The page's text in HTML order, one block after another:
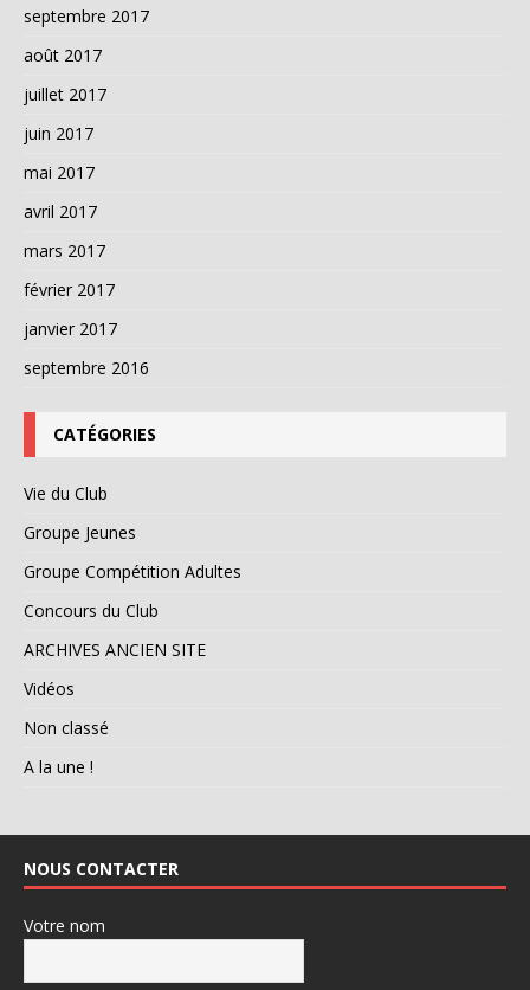
septembre 2017
août 2017
juillet 2017
juin 2017
mai 2017
avril 2017
mars 2017
février 2017
janvier 2017
septembre 2016
CATÉGORIES
Vie du Club
Groupe Jeunes
Groupe Compétition Adultes
Concours du Club
ARCHIVES ANCIEN SITE
Vidéos
Non classé
A la une !
NOUS CONTACTER
Votre nom